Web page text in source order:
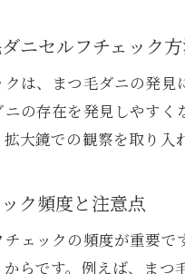
健康
ニセルフチェック
は、まつ毛ダニの発
の存在を発見しやす
大鏡での観察を取り入
ク頻度と注意点
ェックの頻度が重要
らです。例えば、ま